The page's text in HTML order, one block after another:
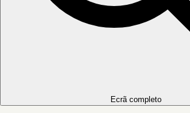
Ecrã completo